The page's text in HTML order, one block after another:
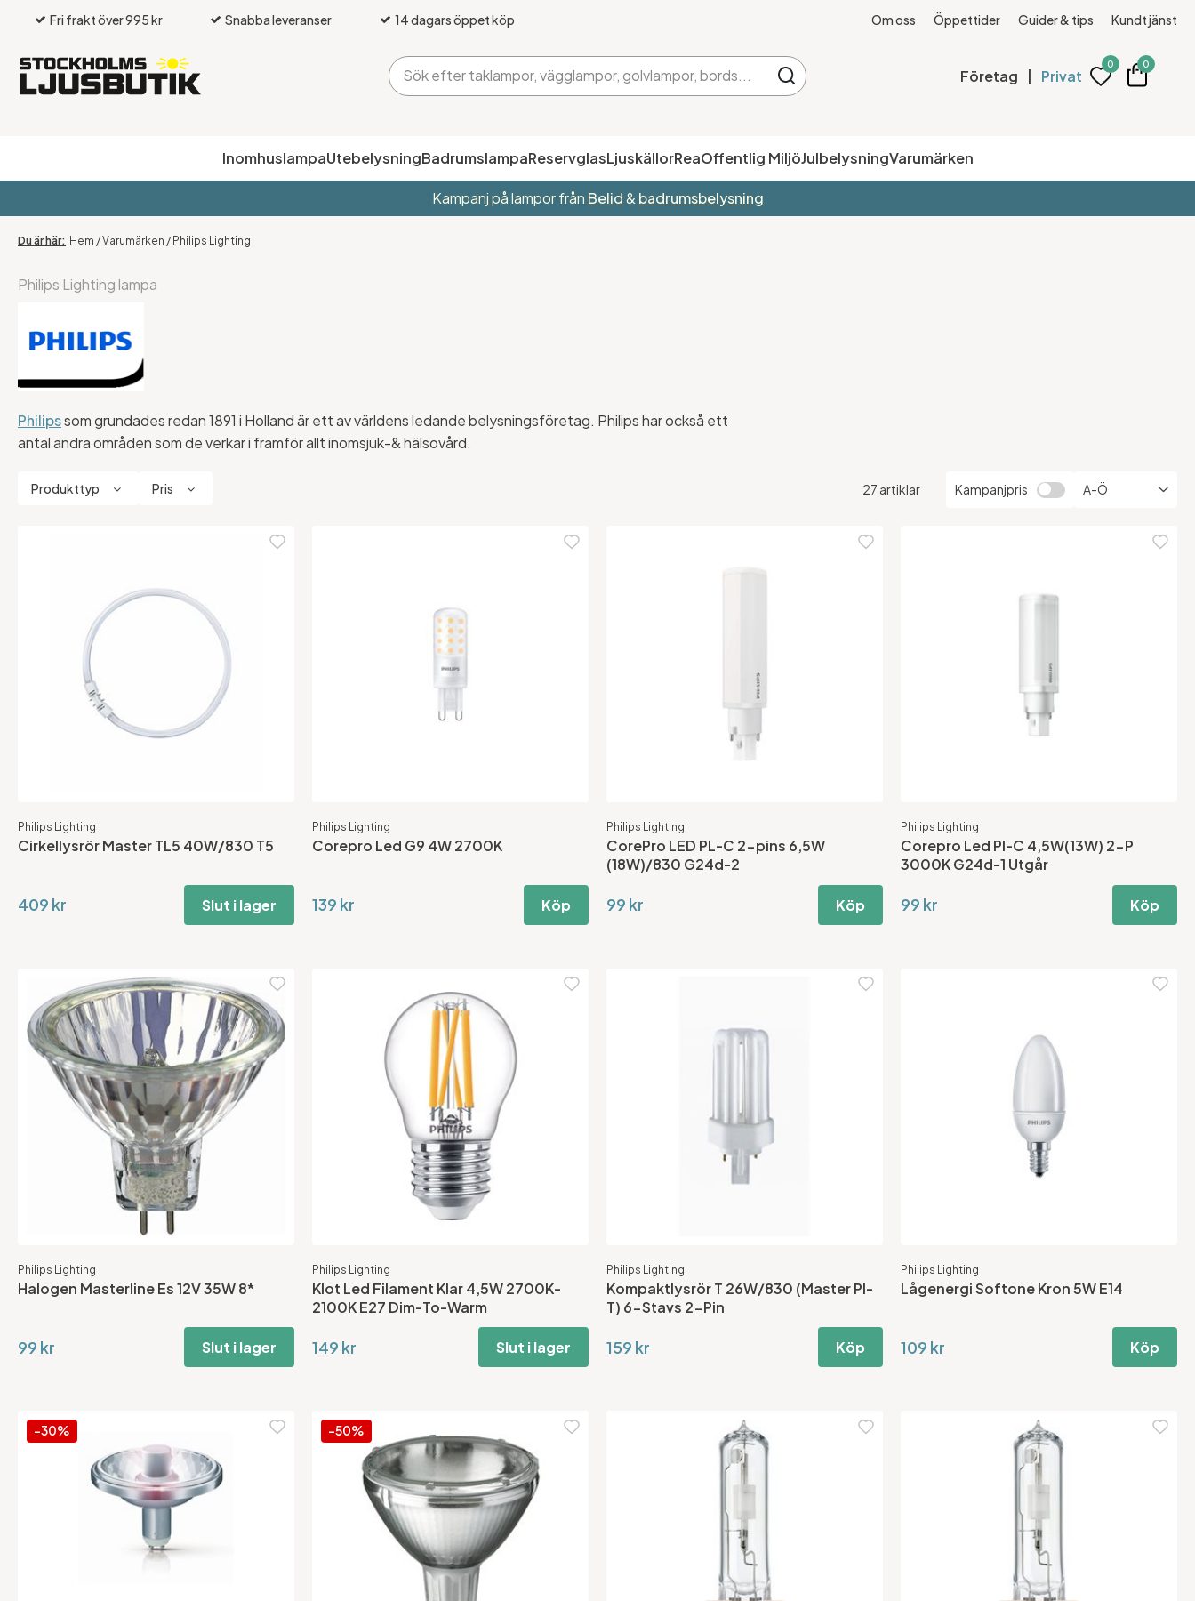
Fri frakt över 995 kr Snabba leveranser 14 dagars öppet köp Om oss Öppettider Guider & tips Kundtjänst
Företag | Privat
0 0
InomhuslampaUtebelysningBadrumslampaReservglasLjuskällorReaOffentlig MiljöJulbelysningVarumärken
Kampanj på lampor från Belid& badrumsbelysning
Hem /Varumärken / Philips Lighting
Philips Lighting lampa
Philipssom grundades redan 1891 i Holland är ett av världens ledande belysningsföretag. Philips har också ett
antal andra områden som de verkar i framför allt inomsjuk-& hälsovård.
Produkttyp Pris 27 artiklar Kampanjpris
Philips Lighting
Cirkellysrör Master TL5 40W/830 T5
409 kr Slut i lager
Philips Lighting
Corepro Led G9 4W 2700K
139 kr Köp
Philips Lighting
CorePro LED PL-C 2-pins 6,5W
(18W)/830 G24d-2
99 kr Köp
Philips Lighting
Corepro Led Pl-C 4,5W(13W) 2-P
3000K G24d-1 Utgår
99 kr Köp
Philips Lighting
Halogen Masterline Es 12V 35W 8*
99 kr Slut i lager
Philips Lighting
Klot Led Filament Klar 4,5W 2700K-
2100K E27 Dim-To-Warm
149 kr Slut i lager
Philips Lighting
Kompaktlysrör T 26W/830 (Master Pl-
T) 6-Stavs 2-Pin
159 kr Köp
Philips Lighting
Lågenergi Softone Kron 5W E14
109 kr Köp
-30% -50%